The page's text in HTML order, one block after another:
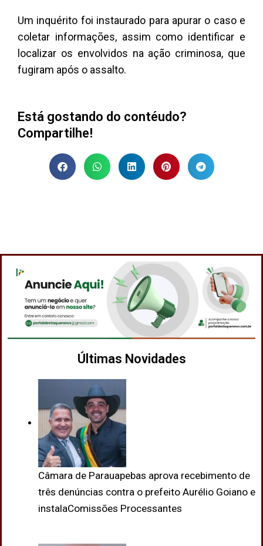
Um inquérito foi instaurado para apurar o caso e
coletar informações, assim como identificar e
localizar os envolvidos na ação criminosa, que
fugiram após o assalto.
Está gostando do contéudo?
Compartilhe!
Últimas Novidades
Câmara de Parauapebas aprova recebimento de
três denúncias contra o prefeito Aurélio Goiano e
instalaComissões Processantes